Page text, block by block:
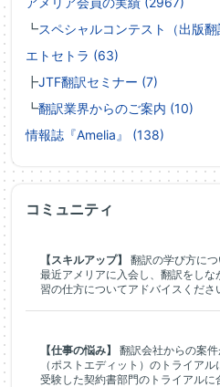
┗スペシャルコンテスト（出版
エトセトラ (63)
┣JTF翻訳セミナー (7)
┗翻訳業界からのご案内 (10)
情報誌『Amelia』 (138)
コミュニティ
【スキルアップ】
翻訳の学び方につ
最近アメリアに入会し、翻訳をし
習の仕方についてアドバイスくださ
【仕事の悩み】
翻訳会社からの案
（ポストエディット）のトライア
受験した契約書部門のトライアルに